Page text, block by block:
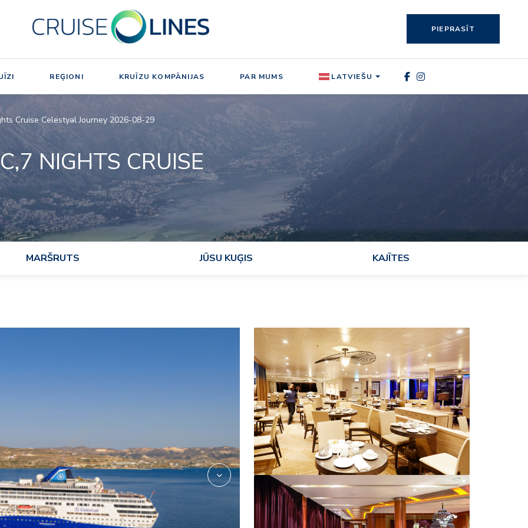
PIEPRASĪT
REĢIONI KRUĪZU KOMPĀNIJAS PAR MUMS LATVIEŠU
Cruise Celestyal Journey 2026-08-29
NIGHTS CRUISE
MARŠRUTS JŪSU KUĢIS KAJĪTES